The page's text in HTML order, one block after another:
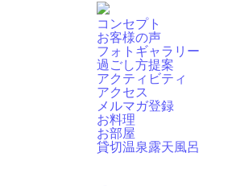
コンセプト
お客様の声
フォトギャラリー
過ごし方提案
アクティビティ
アクセス
メルマガ登録
お料理
お部屋
貸切温泉露天風呂